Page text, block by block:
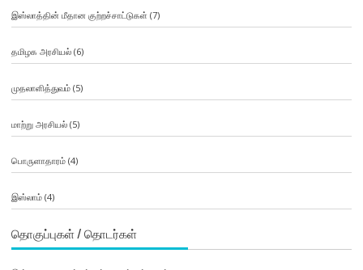
இஸ்லாத்தின் மீதான குற்றச்சாட்டுகள் (7)
தமிழக அரசியல்(6)
முதலாளித்துவம்(5)
மாற்று அரசியல்(5)
பொருளாதாரம்(4)
இஸ்லாம்(4)
தொகுப்புகள் / தொடர்கள்